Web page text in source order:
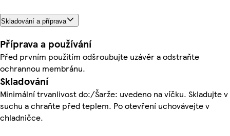
Skladování a příprava
Příprava a používání
Před prvním použitím odšroubujte uzávěr a odstraňte
ochrannou membránu.
Skladování
Minimální trvanlivost do:/Šarže: uvedeno na víčku. Skladujte v
suchu a chraňte před teplem. Po otevření uchovávejte v
chladničce.